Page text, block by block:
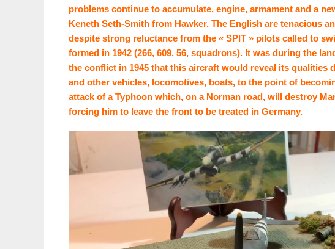
problems continue to accumulate, engine, armament and a
Keneth Seth-Smith from Hawker. The English are tenacious
despite strong reluctance from the « SPIT » pilots called to
formed in 1942 (266, 609, 56, squadrons). It was during the
the conflict in 1945 that this aircraft would reveal its qualities
and other vehicles, locomotives, boats, to the point of
attack of a Typhoon which, on a Norman road, will destroy
forcing him to leave the front to be treated in Germany.